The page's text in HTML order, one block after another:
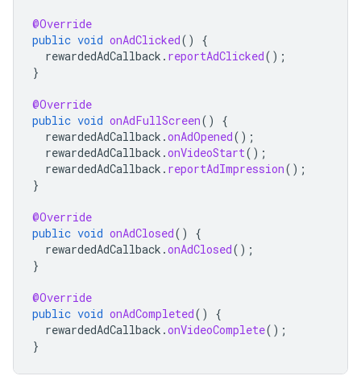
@Override
public void onAdClicked()
{
rewardedAdCallback . reportAdClicked();
}
@Override
public void onAdFullScreen()
{
rewardedAdCallback .onAdOpened();
rewardedAdCallback .onVideoStart();
rewardedAdCallback . reportAdImpression();
}
@Override
public void onAdClosed()
{
rewardedAdCallback .onAdClosed();
}
@Override
public void onAdCompleted()
{
rewardedAdCallback .onVideoComplete();
}